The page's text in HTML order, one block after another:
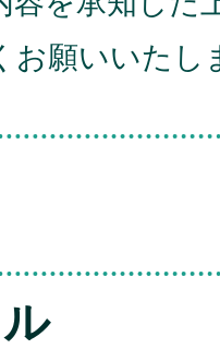
お願いいたし